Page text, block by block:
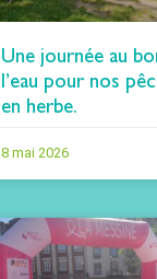
Une journée au
l’eau pour nos
en herbe.
8 mai 2026